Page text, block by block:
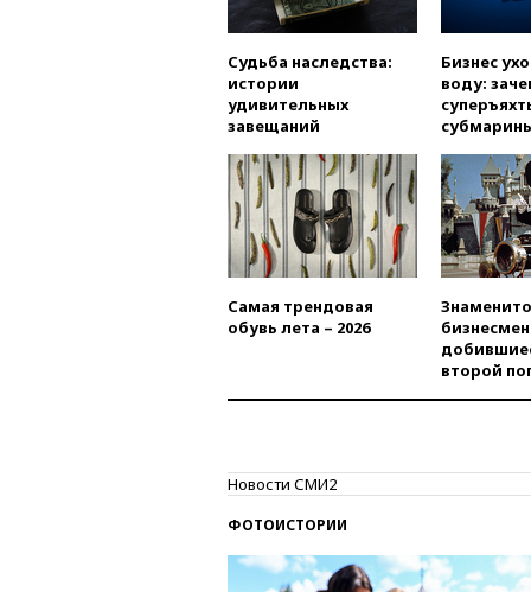
Судьба наследства:
истории
удивительных
завещаний
Бизнес
воду:
Самая трендовая
обувь лета – 2026
второй
Новости СМИ2
ФОТОИСТОРИИ